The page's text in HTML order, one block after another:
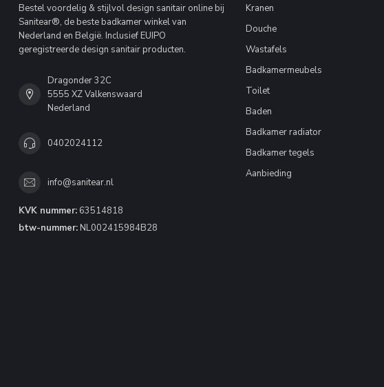
Bestel voordelig & stijlvol design sanitair online bij
Sanitear®, de beste badkamer winkel van
Nederland en België. Inclusief EUIPO
geregistreerde design sanitair producten.
Dragonder 32C
5555 XZ Valkenswaard
Nederland
0402024112
info@sanitear.nl
KVK nummer: 63514818
btw-nummer: NL002415984B28
Kranen
Douche
Wastafels
Badkamermeubels
Toilet
Baden
Badkamer radiator
Badkamer tegels
Aanbieding